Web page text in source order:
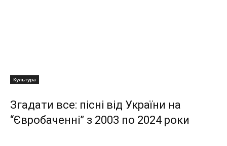
Культура
Згадати все: пісні від України на
“Євробаченні” з 2003 по 2024 роки